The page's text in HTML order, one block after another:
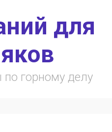
для
по горному делу